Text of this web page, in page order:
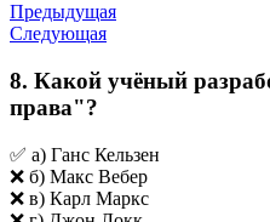
Предыдущая
Следующая
8. Какой учёный
права"?
✅ а) Ганс Кельзен
❌ б) Макс Вебер
❌ в) Карл Маркс